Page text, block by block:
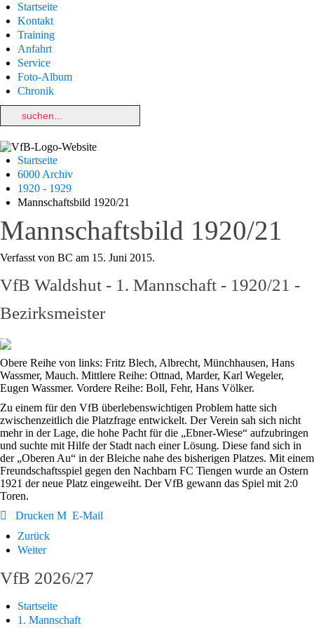
Startseite
Kontakt
Training
Anfahrt
Service
Foto-Album
Chronik
Startseite
6000 Archiv
1920 - 1929
Mannschaftsbild 1920/21
Mannschaftsbild 1920/21
Verfasst von BC am 15. Juni 2015.
VfB Waldshut - 1. Mannschaft - 1920/21 -
Bezirksmeister
Obere Reihe von links: Fritz Blech, Albrecht, Münchhausen, Hans
Wassmer, Mauch. Mittlere Reihe: Ottnad, Marder, Karl Wegeler,
Eugen Wassmer. Vordere Reihe: Boll, Fehr, Hans Völker.
Zu einem für den VfB überlebenswichtigen Problem hatte sich
zwischenzeitlich die Platzfrage entwickelt. Der Verein sah sich nicht
mehr in der Lage, die hohe Pacht für die „Ebner-Wiese“ aufzubringen
und suchte mit Hilfe der Stadt nach einer Lösung. Diese fand sich in
der „Oberen Au“ in der Bleiche nahe des bisherigen Platzes. Mit einem
Freundschaftsspiel gegen den Nachbarn FC Tiengen wurde an Ostern
1921 der neue Platz eingeweiht. Der VfB gewann das Spiel mit 2:0
Toren.
Drucken
E-Mail
Zurück
Weiter
VfB 2026/27
Startseite
1. Mannschaft